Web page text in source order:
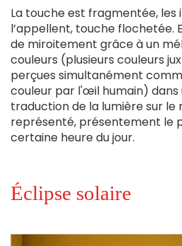
La touche est fragmentée, les
l’appellent, touche flochetée.
de miroitement grâce à un
couleurs (plusieurs couleurs
perçues simultanément
couleur par l'œil humain)
traduction de la lumière sur le
représenté, présentement le
certaine heure du jour.
Éclipse solaire